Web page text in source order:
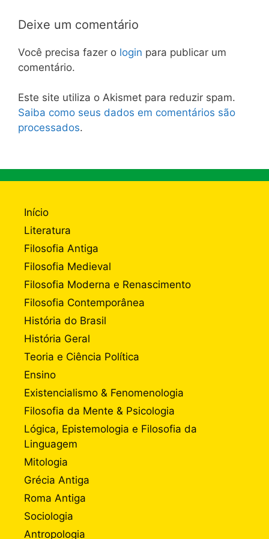
Deixe um comentário
Você precisa fazer o login para publicar um
comentário.
Este site utiliza o Akismet para reduzir spam.
Saiba como seus dados em comentários são
processados.
Início
Literatura
Filosofia Antiga
Filosofia Medieval
Filosofia Moderna e Renascimento
Filosofia Contemporânea
História do Brasil
História Geral
Teoria e Ciência Política
Ensino
Existencialismo & Fenomenologia
Filosofia da Mente & Psicologia
Lógica, Epistemologia e Filosofia da
Linguagem
Mitologia
Grécia Antiga
Roma Antiga
Sociologia
Antropologia